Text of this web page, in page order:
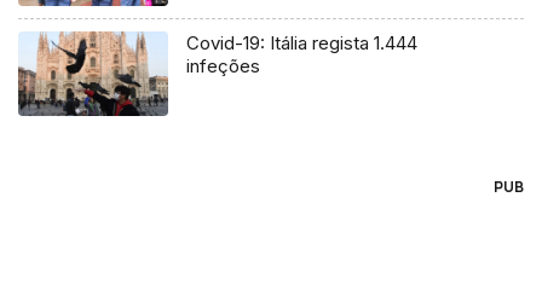
Covid-19: Itália regista 1.444
infeções
PUB